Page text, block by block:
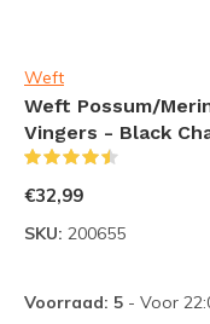
Weft
Weft Possum/
Vingers - Black
€32,99
SKU: 200655
Voorraad: 5 - Voor